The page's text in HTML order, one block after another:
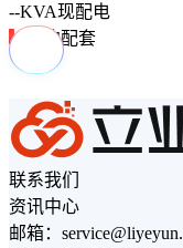
--KVA现配电
周边配套
联系我们
资讯中心
邮箱：